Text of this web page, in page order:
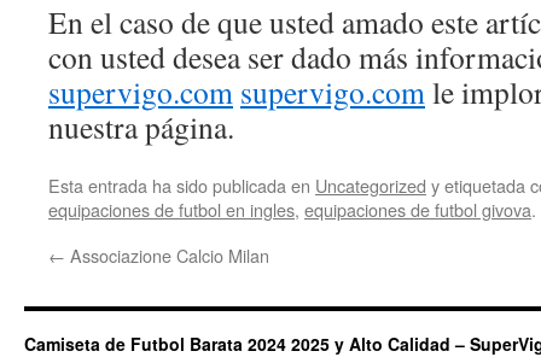
En el caso de que usted amado este
con usted desea ser dado más
supervigo.com supervigo.comle
nuestra página.
Esta entrada ha sido publicada en Uncategorized y etiquetada
equipaciones de futbol en ingles, equipaciones de futbol givova
← Associazione Calcio Milan
Camiseta de Futbol Barata 2024 2025 y Alto Calidad –